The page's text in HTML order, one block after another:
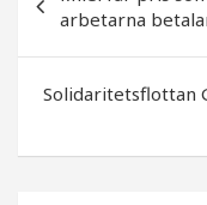
o
o
k
arbetarna
Solidaritetsflottan